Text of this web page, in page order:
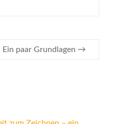
paar Grundlagen →